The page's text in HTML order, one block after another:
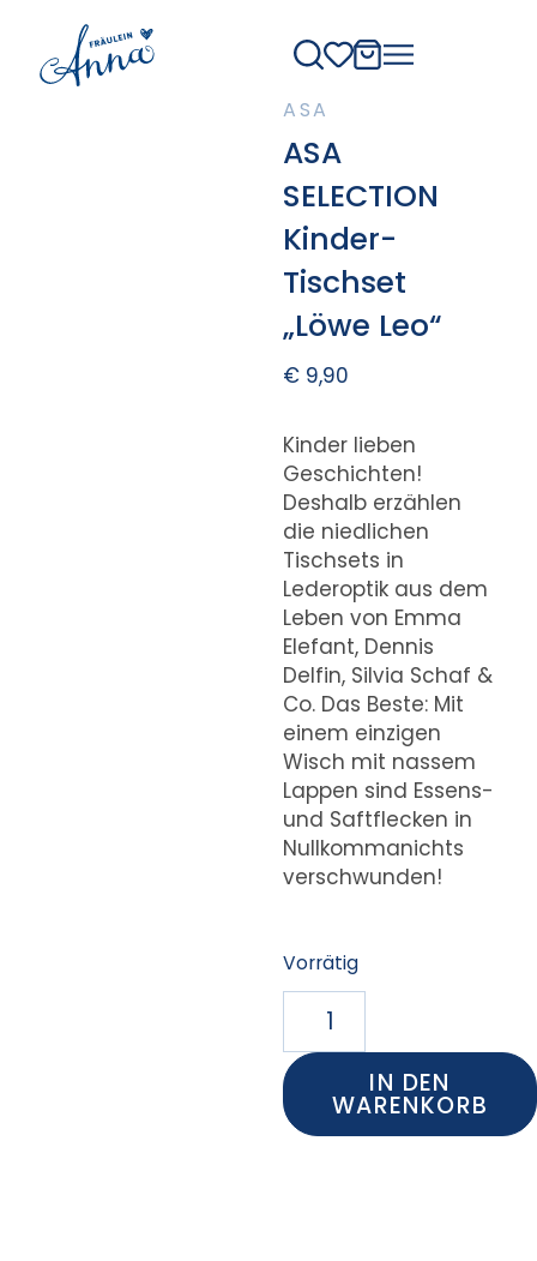
ASA
ASA
SELECTION
Kinder-
Tischset
„Löwe Leo“
€9,90
Kinder lieben
Geschichten!
Deshalb erzählen
die niedlichen
Tischsets in
Lederoptik aus dem
Leben von Emma
Elefant, Dennis
Delfin, Silvia Schaf &
Co. Das Beste: Mit
einem einzigen
Wisch mit nassem
Lappen sind Essens-
und Saftflecken in
Nullkommanichts
verschwunden!
Vorrätig
IN DEN
WARENKORB